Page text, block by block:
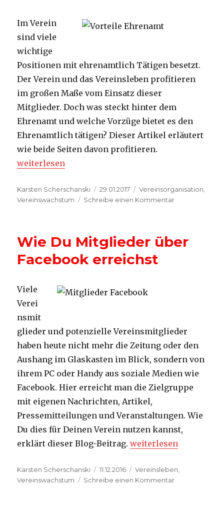
Im Verein
sind viele
wichtige
Positionen mit ehrenamtlich Tätigen besetzt.
Der Verein und das Vereinsleben profitieren
im großen Maße vom Einsatz dieser
Mitglieder. Doch was steckt hinter dem
Ehrenamt und welche Vorzüge bietet es den
Ehrenamtlich tätigen? Dieser Artikel erläutert
wie beide Seiten davon profitieren.
„Vorteile durch das Ehrenamt“
weiterlesen
Autor
Karsten Scherschanski
Veröffentlicht
am
29.01.2017 Kategorien
Vereinsorganisation
Vereinswachstum
Schreibe einen Kommentarzu
Ehrenamt
Wie Du Mitglieder über
Facebook erreichst
Viele
Verei
nsmit
glieder und potenzielle Vereinsmitglieder
haben heute nicht mehr die Zeitung oder den
Aushang im Glaskasten im Blick, sondern von
ihrem PC oder Handy aus soziale Medien wie
Facebook. Hier erreicht man die Zielgruppe
mit eigenen Nachrichten, Artikel,
Pressemitteilungen und Veranstaltungen. Wie
Du dies für Deinen Verein nutzen kannst,
erklärt dieser Blog-Beitrag.„Wie Du Mitglieder
weiterlesen
Autor
Karsten Scherschanski
Veröffentlicht
am
11.12.2016 Kategorien
Vereinsleben
Vereinswachstum
Schreibe einen Kommentarzu